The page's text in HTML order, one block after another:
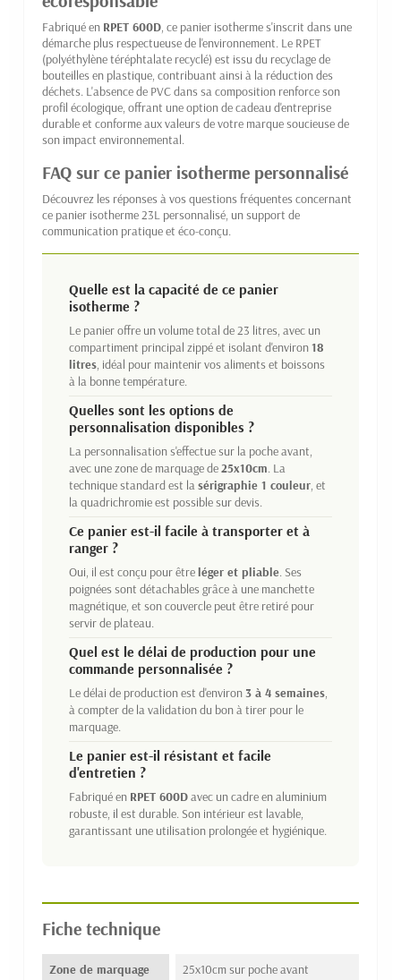
Fabriqué en RPET 600D, ce panier isotherme s'inscrit dans une
démarche plus respectueuse de l'environnement. Le RPET
(polyéthylène téréphtalate recyclé) est issu du recyclage de
bouteilles en plastique, contribuant ainsi à la réduction des
déchets. L'absence de PVC dans sa composition renforce son
profil écologique, offrant une option de cadeau d'entreprise
durable et conforme aux valeurs de votre marque soucieuse de
son impact environnemental.
FAQ sur ce panier isotherme personnalisé
Découvrez les réponses à vos questions fréquentes concernant
ce panier isotherme 23L personnalisé, un support de
communication pratique et éco-conçu.
Quelle est la capacité de ce panier
isotherme ?
Le panier offre un volume total de 23 litres, avec un
compartiment principal zippé et isolant d'environ18
litres, idéal pour maintenir vos aliments et boissons
à la bonne température.
Quelles sont les options de
personnalisation disponibles ?
La personnalisation s'effectue sur la poche avant,
avec une zone de marquage de25x10cm. La
technique standard est lasérigraphie 1 couleur, et
la quadrichromie est possible sur devis.
Ce panier est-il facile à transporter et à
ranger ?
Oui, il est conçu pour êtreléger et pliable. Ses
poignées sont détachables grâce à une manchette
magnétique, et son couvercle peut être retiré pour
servir de plateau.
Quel est le délai de production pour une
commande personnalisée ?
Le délai de production est d'environ3 à 4 semaines,
à compter de la validation du bon à tirer pour le
marquage.
Le panier est-il résistant et facile
d'entretien ?
Fabriqué en RPET 600Davec un cadre en aluminium
robuste, il est durable. Son intérieur est lavable,
garantissant une utilisation prolongée et hygiénique.
Fiche technique
Zone de marquage 25x10cm sur poche avant